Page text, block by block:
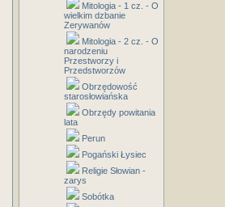
Mitologia - 1 cz. - O
wielkim dzbanie
Zerywanów
Mitologia - 2 cz. - O
narodzeniu
Przestworzy i
Przedstworzów
Obrzędowość
starosłowiańska
Obrzędy powitania
lata
Perun
Pogański Łysiec
Religie Słowian -
zarys
Sobótka